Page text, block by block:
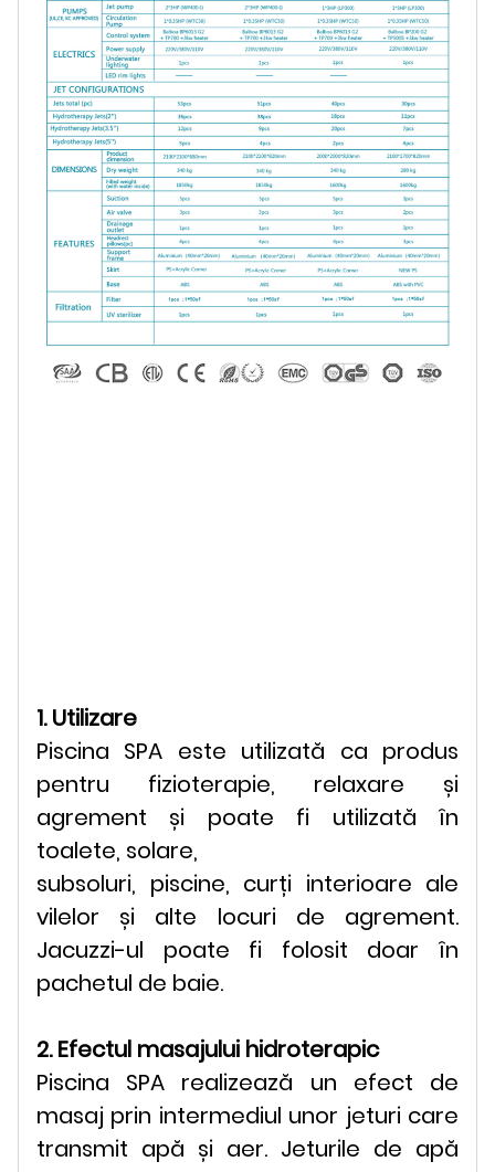
1. Utilizare
Piscina SPA este utilizată ca produs
pentru fizioterapie, relaxare și
agrement și poate fi utilizată în
toalete, solare,
subsoluri, piscine, curți interioare ale
vilelor și alte locuri de agrement.
Jacuzzi-ul poate fi folosit doar în
pachetul de baie.
2. Efectul masajului hidroterapic
Piscina SPA realizează un efect de
masaj prin intermediul unor jeturi care
transmit apă și aer. Jeturile de apă